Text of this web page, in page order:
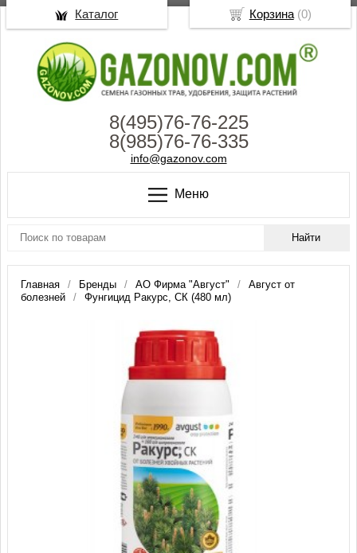
8(495)76-76-225
8(985)76-76-335
info@gazonov.com
Меню
Главная Бренды АО Фирма "Август"
Август от
болезней
Фунгицид Ракурс, СК (480 мл)
Корзина(0)
Каталог